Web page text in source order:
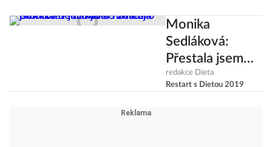
Monika
Sedláková:
Přestala jsem
brát jídlo jako
nástroj emocí a
redakce Dieta
Restart s Dietou 2019